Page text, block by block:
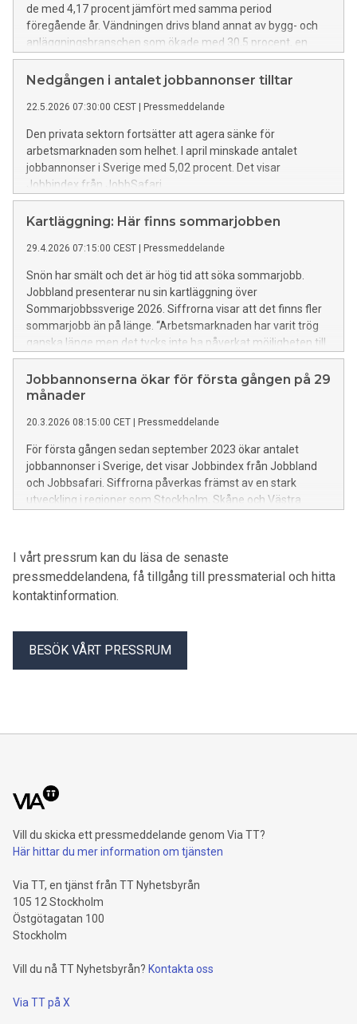
de med 4,17 procent jämfört med samma period
föregående år. Vändningen drivs bland annat av bygg- och
anläggningsbranschen som ökade med 30,5 procent, en
bransch som vanligtvis fungerar som en vägvisare för
konjunkturen i allmänhet.
Nedgången i antalet jobbannonser tilltar
22.5.2026 07:30:00 CEST | Pressmeddelande
Den privata sektorn fortsätter att agera sänke för
arbetsmarknaden som helhet. I april minskade antalet
jobbannonser i Sverige med 5,02 procent. Det visar
Jobbindex från JobbSafari.
Kartläggning: Här finns sommarjobben
29.4.2026 07:15:00 CEST | Pressmeddelande
Snön har smält och det är hög tid att söka sommarjobb.
Jobbland presenterar nu sin kartläggning över
Sommarjobbssverige 2026. Siffrorna visar att det finns fler
sommarjobb än på länge. “Arbetsmarknaden har varit trög
ganska länge men det tycks inte ha påverkat möjligheten till
sommarjobb” säger Ebba Ulfberg, ungdoms- och
jobbsökarexpert på Jobbland och Jobbsafari.
Jobbannonserna ökar för första gången på 29
månader
20.3.2026 08:15:00 CET | Pressmeddelande
För första gången sedan september 2023 ökar antalet
jobbannonser i Sverige, det visar Jobbindex från Jobbland
och Jobbsafari. Siffrorna påverkas främst av en stark
utveckling i regioner som Stockholm, Skåne och Västra
I vårt pressrum kan du läsa de senaste
pressmeddelandena, få tillgång till pressmaterial och hitta
kontaktinformation.
BESÖK VÅRT PRESSRUM
Vill du skicka ett pressmeddelande genom Via TT?
Här hittar du mer information om tjänsten
Via TT, en tjänst från TT Nyhetsbyrån
105 12 Stockholm
Östgötagatan 100
Stockholm
Vill du nå TT Nyhetsbyrån? Kontakta oss
Via TT på X